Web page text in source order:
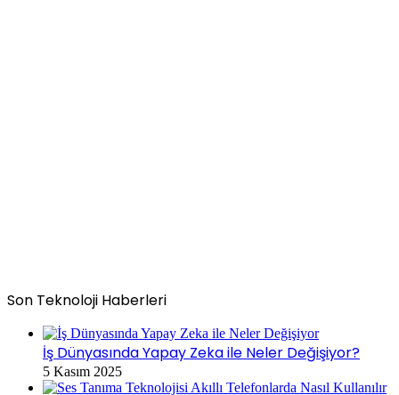
Son Teknoloji Haberleri
İş Dünyasında Yapay Zeka ile Neler Değişiyor?
5 Kasım 2025